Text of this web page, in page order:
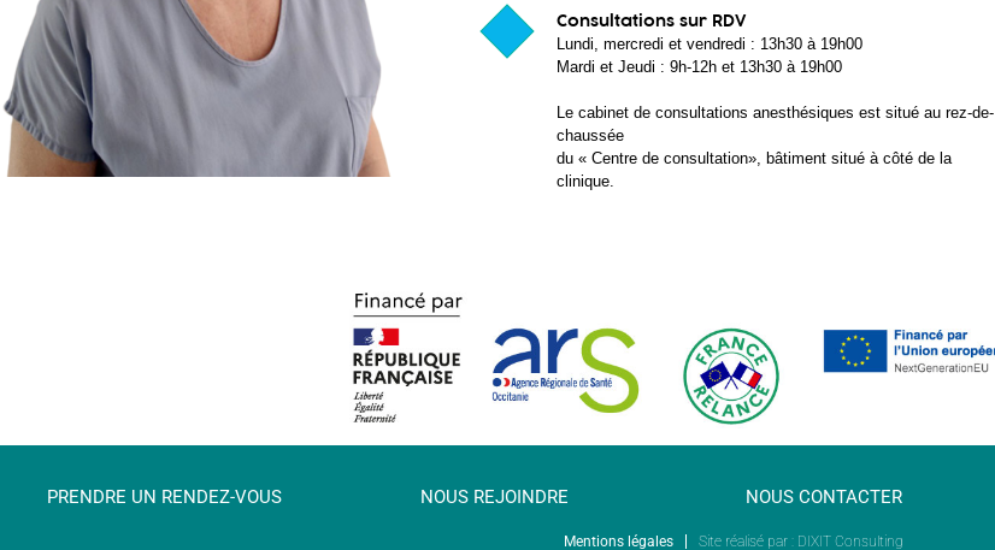
Consultations sur RDV
Lundi, mercredi et vendredi : 13h30 à 19h00
Mardi et Jeudi : 9h-12h et 13h30 à 19h00
Le cabinet de consultations anesthésiques est situé au rez-de-
chaussée
du « Centre de consultation», bâtiment situé à côté de la
clinique.
PRENDRE UN RENDEZ-VOUS NOUS REJOINDRE NOUS CONTACTER
Mentions légales Site réalisé par : DIXIT Consulting